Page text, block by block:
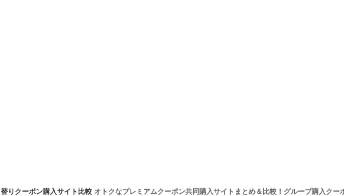
りクーポン購入サイト比較 オトクなプレミアムクーポン共同購入サイトまとめ＆比較！グループ購入クー